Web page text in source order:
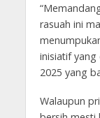
rasuah ini
inisiatif yang
2025 yang
Walaupun